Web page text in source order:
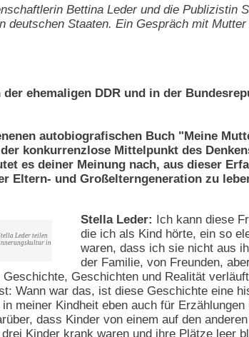
Bettina Leder und die Publizistin
deutschen Staaten. Ein Gespräch mit Mutter
ehemaligen DDR und in der
autobiografischen Buch "Meine
konkurrenzlose Mittelpunkt des
es deiner Meinung nach, aus dieser
Eltern- und Großelterngeneration zu
Leder teilen
in
Stella Leder: Ich kann diese
die ich als Kind hörte, ein so
waren, dass ich sie nicht aus
der Familie, von Freunden,
Geschichten und Realität
Wann war das, ist diese Geschichte eine
meiner Kindheit eben auch für
dass Kinder von einem auf den
Kinder krank waren und ihre Plätze leer